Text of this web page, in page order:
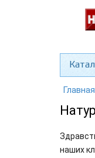
Главная
наших